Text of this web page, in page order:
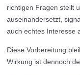
richtigen Fragen stellt
auseinandersetzt,
auch echtes Interesse
Diese Vorbereitung
Wirkung ist dennoch